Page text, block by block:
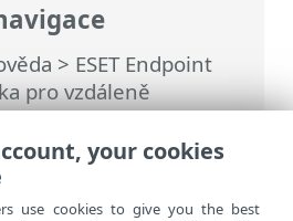
> ESET Endpoint
pro vzdáleně
zařízení>
v ESET PROTECT>
přístupu na web
your cookies
use cookies to give you the best